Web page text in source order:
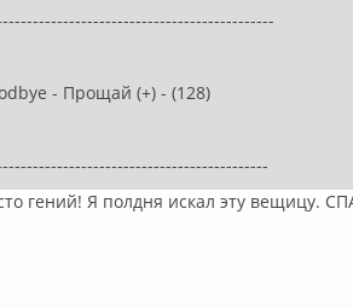
- Прощай (+) - (128)
гений! Я полдня искал эту вещицу.